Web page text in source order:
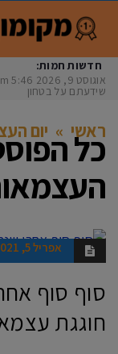
חדשות חמות:
אוגוסט 9, 2026
5:46 pm
שידעתם על בטחון
ראשי » יום כל
חדשות
אפריל 5, 2021
סוף סוף
חוגגת